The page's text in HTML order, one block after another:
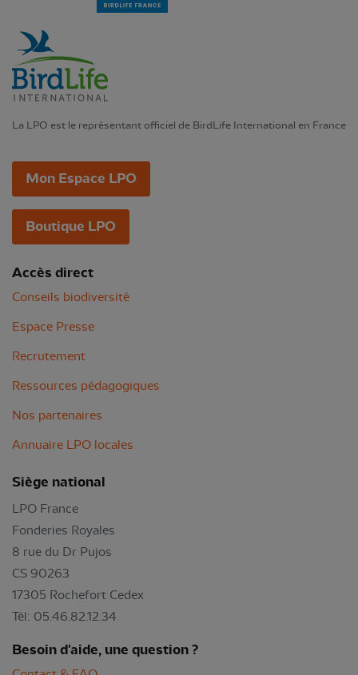
La LPO est le représentant officiel de BirdLife International en France
Mon Espace LPO
Boutique LPO
Accès direct
Conseils biodiversité
Espace Presse
Recrutement
Ressources pédagogiques
Nos partenaires
Annuaire LPO locales
Siège national
LPO France
Fonderies Royales
8 rue du Dr Pujos
CS 90263
17305 Rochefort Cedex
Tél: 05.46.82.12.34
Besoin d'aide, une question ?